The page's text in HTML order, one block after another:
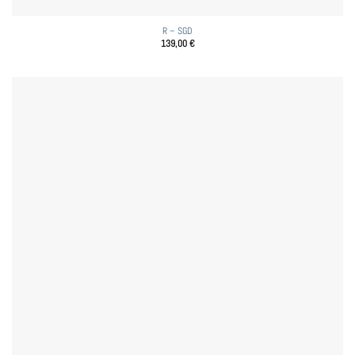
R – SGD
139,00€